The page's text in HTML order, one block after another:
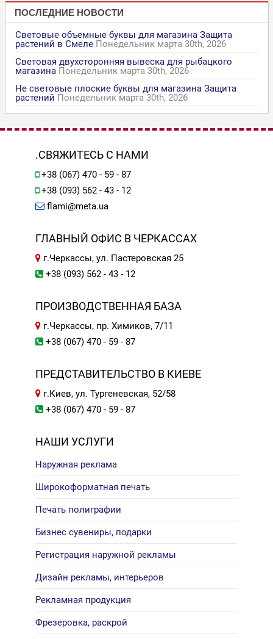
ПОСЛЕДНИЕ НОВОСТИ
Световые объемные буквы для магазина Защита
растений в Смеле Понедельник марта 30th, 2026
Световая двухсторонняя вывеска для рыбацкого
магазина Понедельник марта 30th, 2026
Не световые плоские буквы для магазина Защита
растений Понедельник марта 30th, 2026
.СВЯЖИТЕСЬ С НАМИ
+38 (067) 470 - 59 - 87
+38 (093) 562 - 43 - 12
flami@meta.ua
ГЛАВНЫЙ ОФИС В ЧЕРКАССАХ
г.Черкассы, ул. Пастеровская 25
+38 (093) 562 - 43 - 12
ПРОИЗВОДСТВЕННАЯ БАЗА
г.Черкассы, пр. Химиков, 7/11
+38 (067) 470 - 59 - 87
ПРЕДСТАВИТЕЛЬСТВО В КИЕВЕ
г.Киев, ул. Тургеневская, 52/58
+38 (067) 470 - 59 - 87
НАШИ УСЛУГИ
Наружная реклама
Широкоформатная печать
Печать полиграфии
Бизнес сувениры, подарки
Регистрация наружной рекламы
Дизайн рекламы, интерьеров
Рекламная продукция
Фрезеровка, раскрой